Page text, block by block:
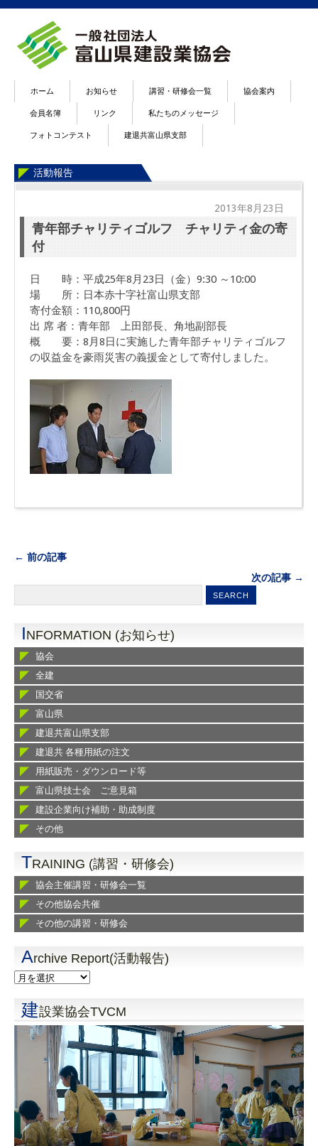
ホーム お知らせ 講習・研修会一覧 協会案内
会員名簿 リンク 私たちのメッセージ
フォトコンテスト 建退共富山県支部
活動報告
2013年8月23日
青年部チャリティゴルフ チャリティ金の寄
付
日 時：平成25年8月23日（金）9:30 ～10:00
場 所：日本赤十字社富山県支部
寄付金額：110,800円
出 席 者：青年部 上田部長、角地副部長
概 要：8月8日に実施した青年部チャリティゴルフ
の収益金を豪雨災害の義援金として寄付しました。
← 前の記事
次の記事 →
INFORMATION (お知らせ)
協会
全建
国交省
富山県
建退共富山県支部
建退共 各種用紙の注文
用紙販売・ダウンロード等
富山県技士会 ご意見箱
建設企業向け補助・助成制度
その他
TRAINING (講習・研修会)
協会主催講習・研修会一覧
その他協会共催
その他の講習・研修会
Archive Report(活動報告)
建設業協会TVCM